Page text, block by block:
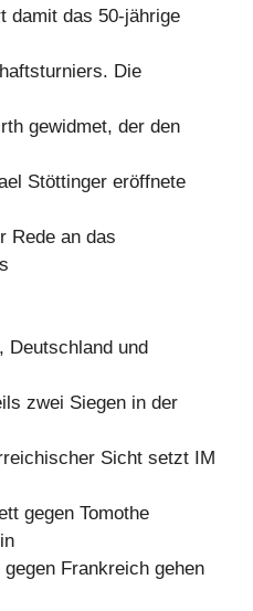
damit das 50-jährige
Die
gewidmet, der den
Stöttinger eröffnete
Rede an das
Deutschland und
zwei Siegen in der
Sicht setzt IM
gegen Tomothe
Frankreich gehen